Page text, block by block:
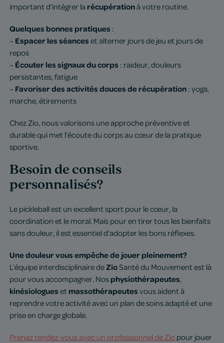
important d’intégrer la récupérationà votre routine.
Quelques bonnes pratiques :
– Espacer les séances et alterner jours de jeu et jours de
repos
– Écouter les signaux du corps : raideur, douleurs
persistantes, fatigue
– Favoriser des activités douces de récupération : yoga,
marche, étirements
Chez Zio, nous valorisons une approche préventive et
durable qui met l’écoute du corps au cœur de la pratique
sportive.
Besoin de conseils
personnalisés?
Le pickleball est un excellent sport pour le cœur, la
coordination et le moral. Mais pour en tirer tous les bienfaits
sans douleur, il est essentiel d’adopter les bons réflexes.
Une douleur vous empêche de jouer pleinement?
L’équipe interdisciplinaire deZioSanté du Mouvement est là
pour vous accompagner. Nos physiothérapeutes,
kinésiologues et massothérapeutes vous aident à
reprendre votre activité avec un plan de soins adapté et une
prise en charge globale.
Prenez rendez-vous avec un professionnel de Zio pour jouer